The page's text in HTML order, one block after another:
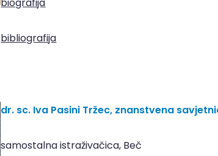
bibliografija
dr. sc. Iva Pasini Tržec, znanstvena
samostalna istraživačica, Beč